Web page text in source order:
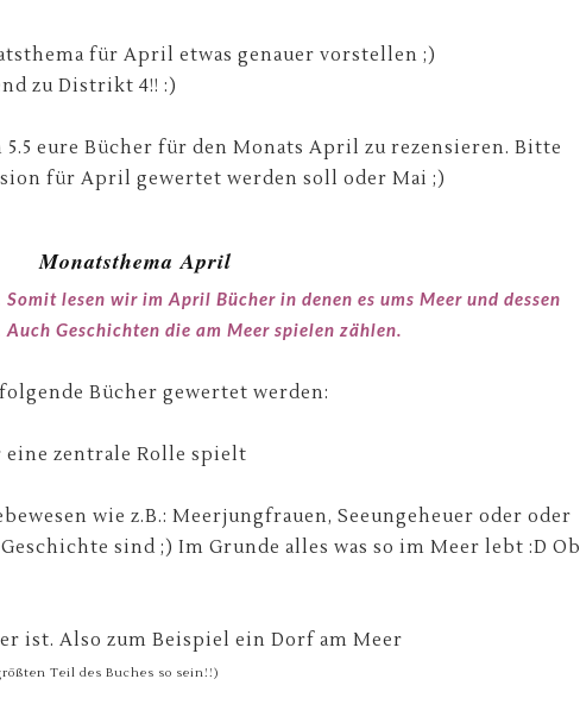
für April etwas genauer vorstellen ;)
zu Distrikt 4!! :)
eure Bücher für den Monats April zu rezensieren. Bitte
für April gewertet werden soll oder Mai ;)
Monatsthema April
lesen wir im April Bücher in denen es ums Meer und dessen
Auch Geschichten die am Meer spielen zählen.
Bücher gewertet werden:
eine zentrale Rolle spielt
wie z.B.: Meerjungfrauen, Seeungeheuer oder oder
sind ;) Im Grunde alles was so im Meer lebt :D Ob
ist. Also zum Beispiel ein Dorf am Meer
Teil des Buches so sein!!)